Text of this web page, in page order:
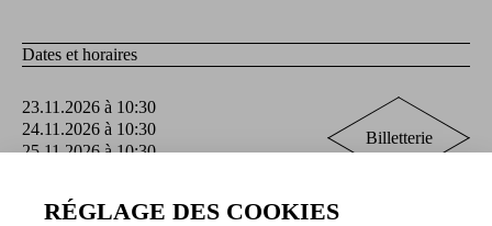
Dates et horaires
23.11.2026 à 10:30
24.11.2026 à 10:30
25.11.2026 à 10:30
27.11.2026 à 10:30
Billetterie
RÉGLAGE DES COOKIES